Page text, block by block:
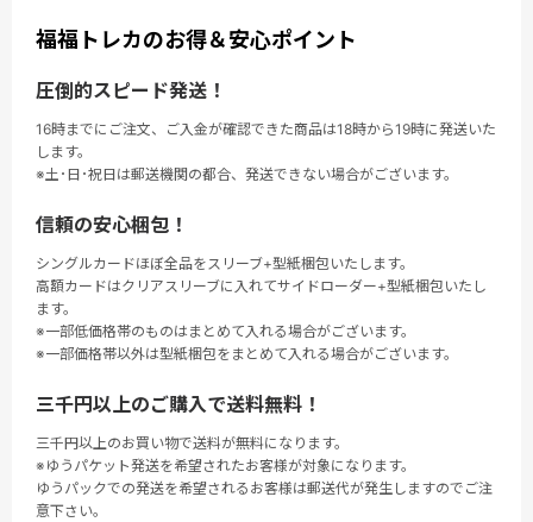
福福トレカのお得＆安心ポイント
圧倒的スピード発送！
16時までにご注文、ご入金が確認できた商品は18時から19時に発送いた
します。
※土･日･祝日は郵送機関の都合、発送できない場合がございます。
信頼の安心梱包！
シングルカードほぼ全品をスリーブ+型紙梱包いたします。
高額カードはクリアスリーブに入れてサイドローダー+型紙梱包いたし
ます。
※一部低価格帯のものはまとめて入れる場合がございます。
※一部価格帯以外は型紙梱包をまとめて入れる場合がございます。
三千円以上のご購入で送料無料！
三千円以上のお買い物で送料が無料になります。
※ゆうパケット発送を希望されたお客様が対象になります。
ゆうパックでの発送を希望されるお客様は郵送代が発生しますのでご注
意下さい。